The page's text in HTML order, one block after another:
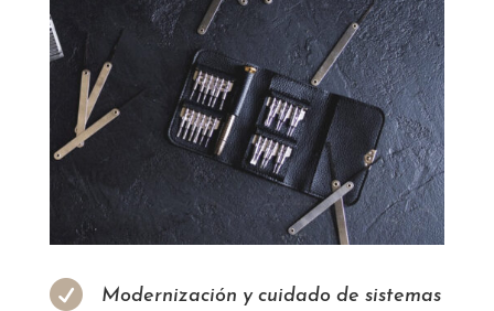

Modernización y cuidado de sistemas